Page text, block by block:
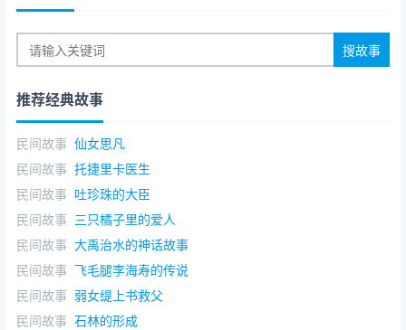
推荐经典故事
民间故事 仙女思凡
民间故事 托捷里卡医生
民间故事 吐珍珠的大臣
民间故事 三只橘子里的爱人
民间故事 大禹治水的神话故事
民间故事 飞毛腿李海寿的传说
民间故事 弱女缇上书救父
民间故事 石林的形成